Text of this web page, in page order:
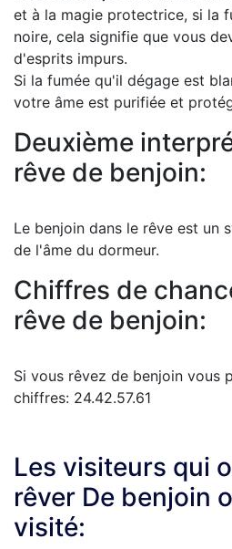
et à la magie protectrice, si la
noire, cela signifie que vous
d'esprits impurs.
Si la fumée qu'il dégage est
votre âme est purifiée et
Deuxième
rêve de benjoin:
Le benjoin dans le rêve est un
de l'âme du dormeur.
Chiffres de
rêve de benjoin:
Si vous rêvez de benjoin vous
chiffres: 24.42.57.61
Les visiteurs qui
rêver De benjoin
visité: